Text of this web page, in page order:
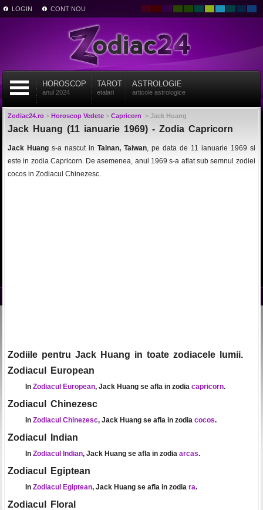
LOGIN CONT NOU
HOROSCOP
anul 2024
TAROT
etalari
ASTROLOGIE
articole astrologice
Zodiac24.ro> Horoscop Vedete> Capricorn > Jack Huang
Jack Huang (11 ianuarie 1969) - Zodia Capricorn
Jack Huangs-a nascut in Tainan, Taiwan, pe data de 11 ianuarie 1969 si
este in zodia Capricorn. De asemenea, anul 1969 s-a aflat sub semnul zodiei
cocos in Zodiacul Chinezesc.
Zodiile pentru Jack Huang in toate zodiacele lumii.
Zodiacul European
In Zodiacul European, Jack Huang se afla in zodia capricorn.
Zodiacul Chinezesc
In Zodiacul Chinezesc, Jack Huang se afla in zodia cocos.
Zodiacul Indian
In Zodiacul Indian, Jack Huang se afla in zodia arcas.
Zodiacul Egiptean
In Zodiacul Egiptean, Jack Huang se afla in zodia ra.
Zodiacul Floral